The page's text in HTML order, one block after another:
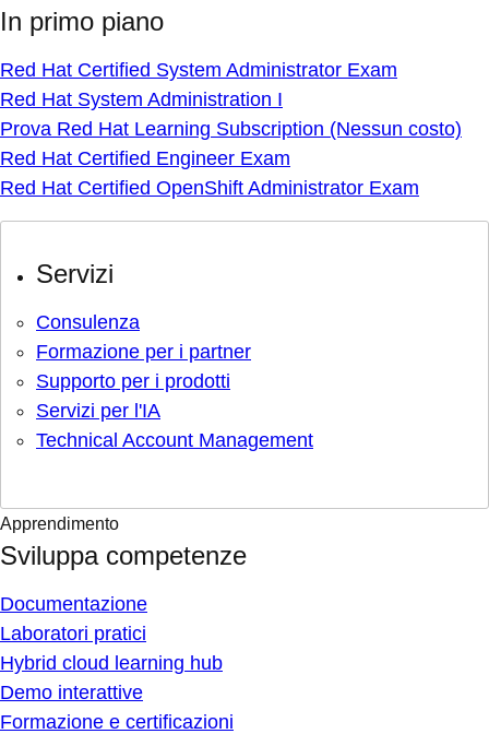
In primo piano
Red Hat Certified System Administrator Exam
Red Hat System Administration I
Prova Red Hat Learning Subscription (Nessun costo)
Red Hat Certified Engineer Exam
Red Hat Certified OpenShift Administrator Exam
Servizi
Consulenza
Formazione per i partner
Supporto per i prodotti
Servizi per l'IA
Technical Account Management
Apprendimento
Sviluppa competenze
Documentazione
Laboratori pratici
Hybrid cloud learning hub
Demo interattive
Formazione e certificazioni